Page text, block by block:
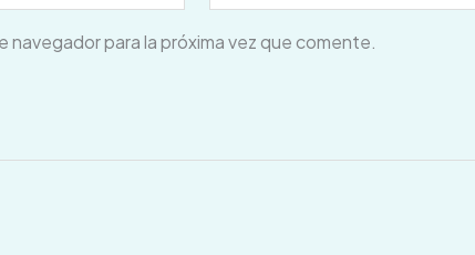
para la próxima vez que comente.